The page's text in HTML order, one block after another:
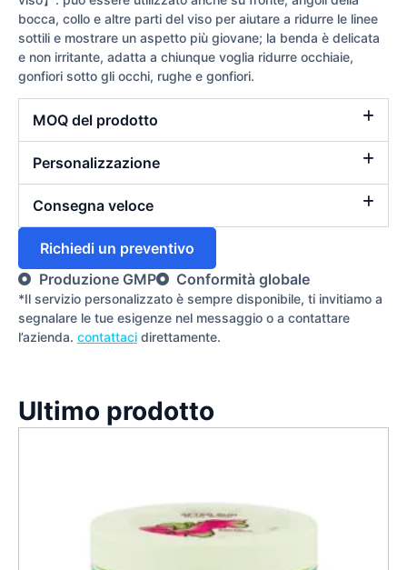
bocca, collo e altre parti del viso per aiutare a ridurre le linee
sottili e mostrare un aspetto più giovane; la benda è delicata
e non irritante, adatta a chiunque voglia ridurre occhiaie,
gonfiori sotto gli occhi, rughe e gonfiori.
MOQ del prodotto
Personalizzazione
Consegna veloce
Richiedi un preventivo
Produzione GMP
Conformità globale
*Il servizio personalizzato è sempre disponibile, ti invitiamo a
segnalare le tue esigenze nel messaggio o a contattare
l’azienda. contattaci direttamente.
Ultimo prodotto